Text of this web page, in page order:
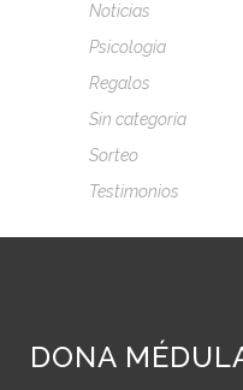
Noticias
Psicología
Regalos
Sin categoría
Sorteo
Testimonios
DONA